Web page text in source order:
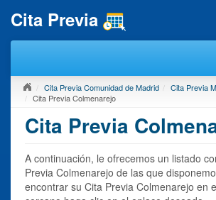
Cita Previa
Cita Previa Comunidad de Madrid
Cita Previa
Cita Previa Colmenarejo
Cita Previa
A continuación, le ofrecemos un listado
Previa Colmenarejo de las que
encontrar su Cita Previa Colmenarejo en